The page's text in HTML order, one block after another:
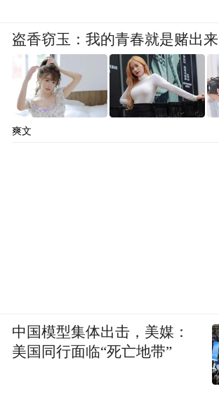
盗香窃玉：我的青春就是赌出
爽文
中国模型集体出击，美媒：
美国同行面临“死亡地带”